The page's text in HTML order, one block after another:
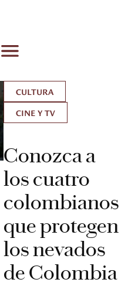
CULTURA
CINE Y TV
Conozca a
los cuatro
colombianos
que protegen
los nevados
de Colombia